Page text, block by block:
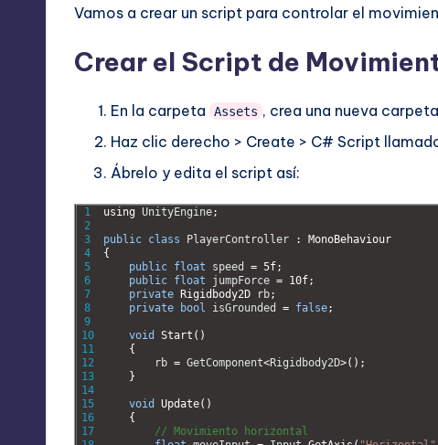
Vamos a crear un script para controlar el
Crear el Script de
En la carpeta Assets , crea una nueva
Haz clic derecho > Create > C# Script
Ábrelo y edita el script así:
1
2
3
4
5
6
7
8
9
10
11
12
13
14
15
16
17
using UnityEngine;
public class PlayerController :
MonoBehaviour
{
public float speed = 5f;
public float jumpForce = 10f;
private
Rigidbody2D rb;
private
bool isGrounded = false;
void Start ( )
{
rb = GetComponent<Rigidbody2D>( ) ;
}
void Update( )
{
// Movimiento horizontal